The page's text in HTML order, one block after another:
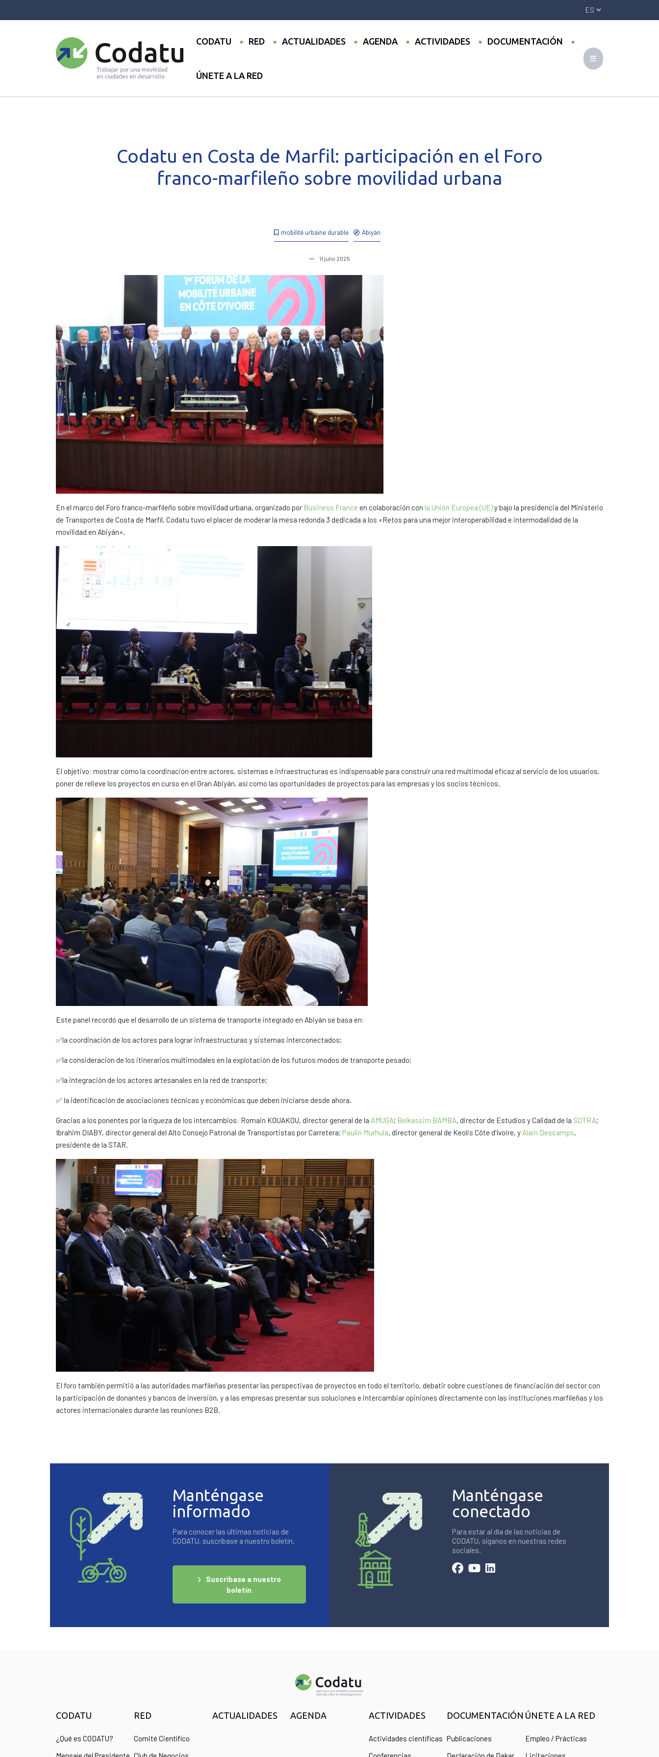
CODATU RED ACTUALIDADES AGENDA ACTIVIDADES DOCUMENTACIÓN
ÚNETE A LA RED
mobilité urbaine durable Abiyán
11 julio 2025
Codatu en Costa de Marfil: participación en el Foro
franco-marfileño sobre movilidad urbana
En el marco del Foro franco-marfileño sobre movilidad urbana, organizado por Business France en colaboración con la Unión Europea (UE)y bajo la presidencia del Ministerio
de Transportes de Costa de Marfil, Codatu tuvo el placer de moderar la mesa redonda 3 dedicada a los «Retos para una mejor interoperabilidad e intermodalidad de la
movilidad en Abiyán».
El objetivo: mostrar cómo la coordinación entre actores, sistemas e infraestructuras es indispensable para construir una red multimodal eficaz al servicio de los usuarios,
poner de relieve los proyectos en curso en el Gran Abiyán, así como las oportunidades de proyectos para las empresas y los socios técnicos.
Este panel recordó que el desarrollo de un sistema de transporte integrado en Abiyán se basa en:
✅la coordinación de los actores para lograr infraestructuras y sistemas interconectados;
✅la consideración de los itinerarios multimodales en la explotación de los futuros modos de transporte pesado;
✅la integración de los actores artesanales en la red de transporte;
✅ la identificación de asociaciones técnicas y económicas que deben iniciarse desde ahora.
Gracias a los ponentes por la riqueza de los intercambios: Romain KOUAKOU, director general de la AMUGA; Belkassim BAMBA, director de Estudios y Calidad de la SOTRA;
Ibrahim DIABY, director general del Alto Consejo Patronal de Transportistas por Carretera; Paulin Murhula, director general de Keolis Côte d’Ivoire, y Alain Descamps,
presidente de la STAR.
El foro también permitió a las autoridades marfileñas presentar las perspectivas de proyectos en todo el territorio, debatir sobre cuestiones de financiación del sector con
la participación de donantes y bancos de inversión, y a las empresas presentar sus soluciones e intercambiar opiniones directamente con las instituciones marfileñas y los
actores internacionales durante las reuniones B2B.
Manténgase
informado
Para conocer las últimas noticias de
CODATU, suscríbase a nuestro boletín.
Suscríbase a nuestro
boletín
Manténgase
conectado
Para estar al día de las noticias de
CODATU, síganos en nuestras redes
sociales.
CODATU
¿Qué es CODATU?
RED
Comité Científico
ACTUALIDADES AGENDA ACTIVIDADES
Actividades científicas
DOCUMENTACIÓN
Publicaciones
ÚNETE A LA RED
Empleo / Prácticas